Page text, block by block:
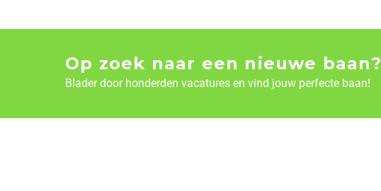
Op zoek naar een nieuwe baan?
Blader door honderden vacatures en vind jouw perfecte baan!